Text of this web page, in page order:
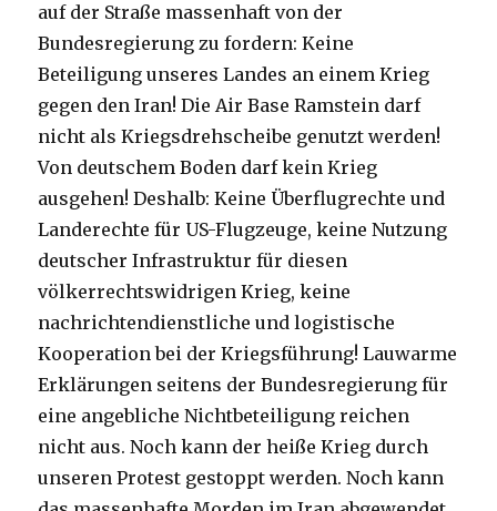
auf der Straße massenhaft von der
Bundesregierung zu fordern: Keine
Beteiligung unseres Landes an einem Krieg
gegen den Iran! Die Air Base Ramstein darf
nicht als Kriegsdrehscheibe genutzt werden!
Von deutschem Boden darf kein Krieg
ausgehen! Deshalb: Keine Überflugrechte und
Landerechte für US-Flugzeuge, keine Nutzung
deutscher Infrastruktur für diesen
völkerrechtswidrigen Krieg, keine
nachrichtendienstliche und logistische
Kooperation bei der Kriegsführung! Lauwarme
Erklärungen seitens der Bundesregierung für
eine angebliche Nichtbeteiligung reichen
nicht aus. Noch kann der heiße Krieg durch
unseren Protest gestoppt werden. Noch kann